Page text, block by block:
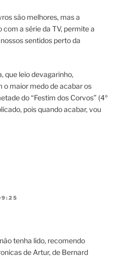
são melhores, mas a
a série da TV, permite a
sentidos perto da
que leio devagarinho,
o maior medo de acabar os
do “Festim dos Corvos” (4º
pois quando acabar, vou
tenha lido, recomendo
de Artur, de Bernard